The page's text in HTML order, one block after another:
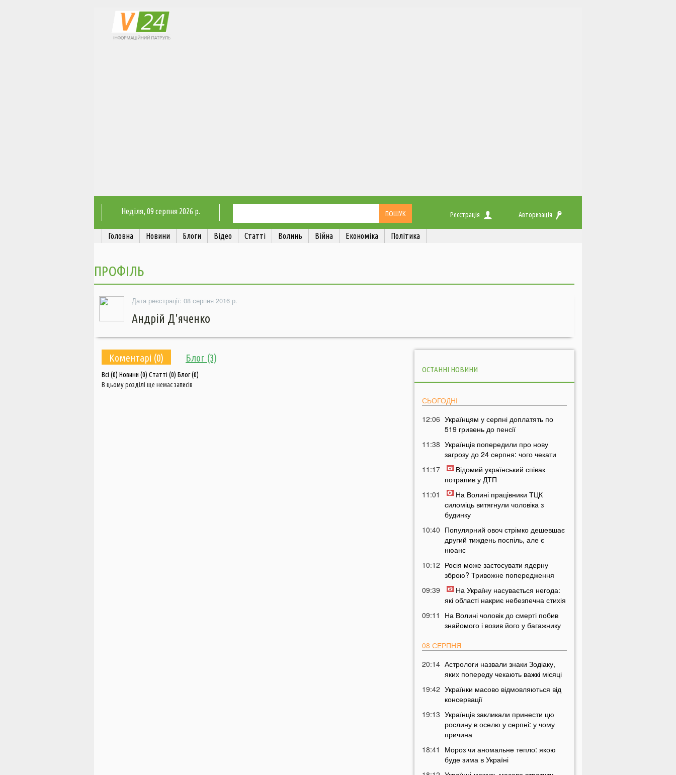
Неділя, 09 серпня 2026 р. Реєстрація Авторизація
Головна Новини Блоги Відео Статті Волинь Війна Економіка Політика
ПРОФІЛЬ
Дата реєстрації: 08 серпня 2016 р.
Андрій Д'яченко
Коментарі (0) Блог (3)
Всі (0) Новини (0) Статті (0) Блог(0)
В цьому розділі ще немає записів
ОСТАННІ НОВИНИ
СЬОГОДНІ
12:06 Українцям у серпні доплатять по
519 гривень до пенсії
11:38 Українців попередили про нову
загрозу до 24 серпня: чого чекати
11:17
Відомий український співак
потрапив у ДТП
11:01
На Волині працівники ТЦК
силоміць витягнули чоловіка з
будинку
10:40 Популярний овоч стрімко дешевшає
другий тиждень поспіль, але є
нюанс
10:12 Росія може застосувати ядерну
зброю? Тривожне попередження
09:39
На Україну насувається негода:
які області накриє небезпечна стихія
09:11
На Волині чоловік до смерті побив
знайомого і возив його у багажнику
08 СЕРПНЯ
20:14 Астрологи назвали знаки Зодіаку,
яких попереду чекають важкі місяці
19:42 Українки масово відмовляються від
консервації
19:13 Українців закликали принести цю
рослину в оселю у серпні: у чому
причина
18:41
Мороз чи аномальне тепло: якою
буде зима в Україні